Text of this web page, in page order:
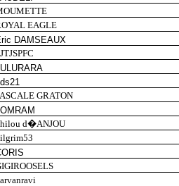
EAGLE
DAMSEAUX
GRATON
d�ANJOU